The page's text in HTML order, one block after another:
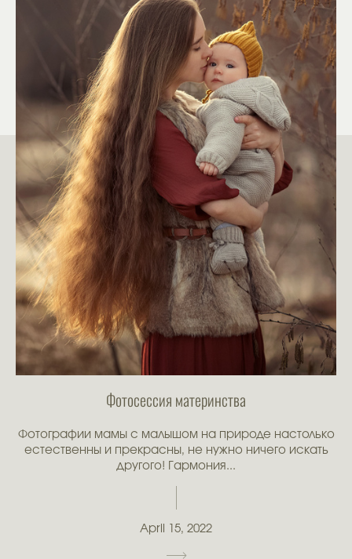
Фотосессия материнства
Фотографии мамы с малышом на природе настолько
естественны и прекрасны, не нужно ничего искать
другого! Гармония...
April 15, 2022